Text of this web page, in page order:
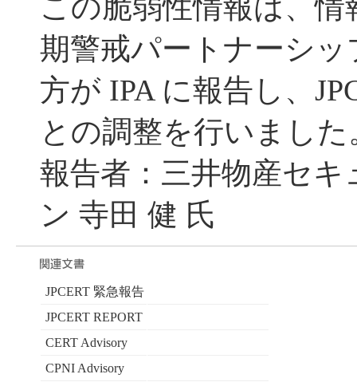
この脆弱性情報は、
期警戒パートナーシ
方が IPA に報告し、
との調整を行いました
報告者：三井物産セ
ン 寺田 健 氏
JPCERT 緊急報告
JPCERT REPORT
CERT Advisory
CPNI Advisory